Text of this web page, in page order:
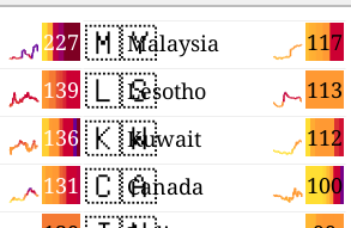
227
139
136
131
🇲🇾 117
Malaysia
🇱🇸 113
Lesotho
🇰🇼 112
Kuwait
🇨🇦 100
Canada